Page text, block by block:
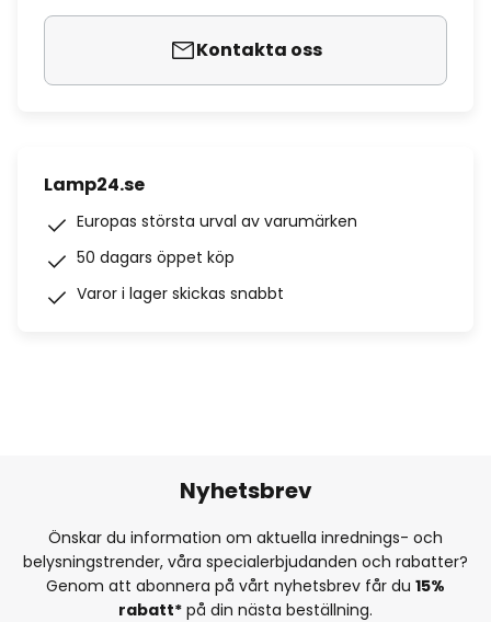
Kontakta oss
Lamp24.se
Europas största urval av varumärken
50 dagars öppet köp
Varor i lager skickas snabbt
Nyhetsbrev
Önskar du information om aktuella inrednings- och
belysningstrender, våra specialerbjudanden och rabatter?
Genom att abonnera på vårt nyhetsbrev får du 15%
rabatt* på din nästa beställning.